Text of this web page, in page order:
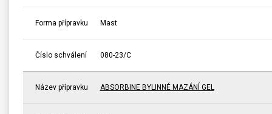
Forma přípravku Mast
Číslo schválení 080-23/C
Název přípravku ABSORBINE BYLINNÉ MAZÁNÍ GEL